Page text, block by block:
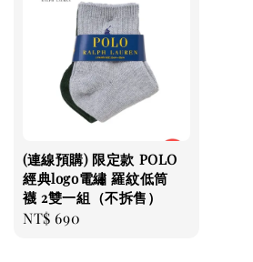
(連線預購) 限定款 POLO
經典logo電繡 羅紋低筒
襪 2雙一組（不拆售）
Regular
NT$ 690